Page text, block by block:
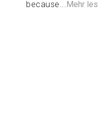
because... Mehr